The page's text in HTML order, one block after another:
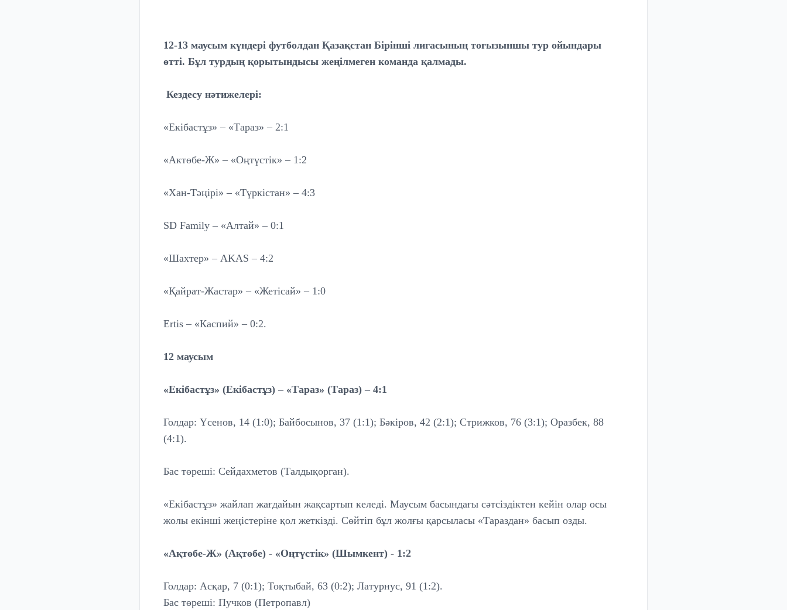
12-13 маусым күндері футболдан Қазақстан Бірінші лигасының тоғызыншы тур ойындары
өтті. Бұл турдың қорытындысы жеңілмеген команда қалмады.
Кездесу нәтижелері:
«Екібастұз» – «Тараз» – 2:1
«Актөбе-Ж» – «Оңтүстік» – 1:2
«Хан-Тәңірі» – «Түркістан» – 4:3
SD Family – «Алтай» – 0:1
«Шахтер» – AKAS – 4:2
«Қайрат-Жастар» – «Жетісай» – 1:0
Ertis – «Каспий» – 0:2.
12 маусым
«Екібастұз» (Екібастұз) – «Тараз» (Тараз) – 4:1
Голдар: Үсенов, 14 (1:0); Байбосынов, 37 (1:1); Бәкіров, 42 (2:1); Стрижков, 76 (3:1); Оразбек, 88
(4:1).
Бас төреші: Сейдахметов (Талдықорган).
«Екібастұз» жайлап жағдайын жақсартып келеді. Маусым басындағы сәтсіздіктен кейін олар осы
жолы екінші жеңістеріне қол жеткізді. Сөйтіп бұл жолғы қарсыласы «Тараздан» басып озды.
«Ақтөбе-Ж» (Ақтөбе) - «Оңтүстік» (Шымкент) - 1:2
Голдар: Асқар, 7 (0:1); Тоқтыбай, 63 (0:2); Латурнус, 91 (1:2).
Бас төреші: Пучков (Петропавл)